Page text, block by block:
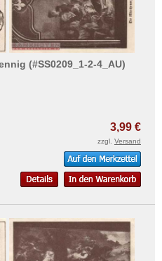
(#SS0209_1-2-4_AU)
3,99 €
zzgl. Versand